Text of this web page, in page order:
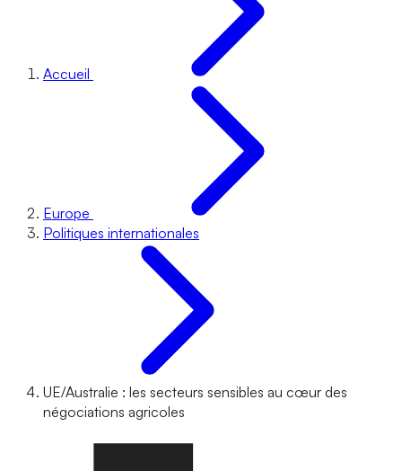
Accueil
Europe
Politiques internationales
UE/Australie : les secteurs sensibles au cœur des
négociations agricoles